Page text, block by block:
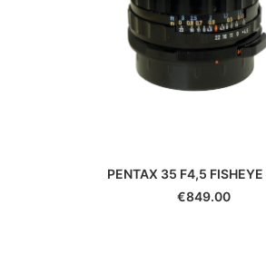
PENTAX 35 F4,5
€849.00